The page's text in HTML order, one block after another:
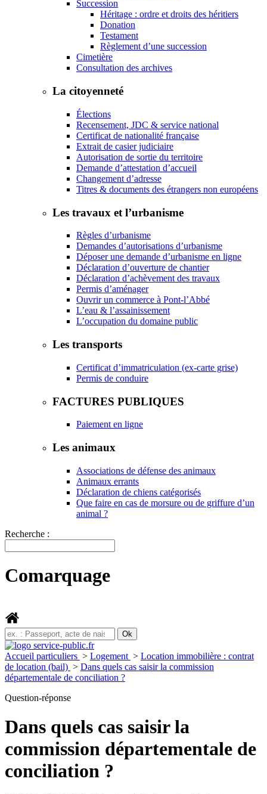
Succession
Héritage : ordre et droits des héritiers
Donation
Testament
Règlement d’une succession
Cimetière
Consultation des archives
La citoyenneté
Élections
Recensement, JDC & service national
Certificat de nationalité française
Extrait de casier judiciaire
Autorisation de sortie du territoire
Demande d’attestation d’accueil
Changement d’adresse
Titres & documents des étrangers non européens
Les travaux et l’urbanisme
Règles d’urbanisme
Demandes d’autorisations d’urbanisme
Déposer une demande d’urbanisme en ligne
Déclaration d’ouverture de chantier
Déclaration d’achèvement des travaux
Permis d’aménager
Ouvrir un commerce à Pont-l’Abbé
L’eau & l’assainissement
L’occupation du domaine public
Les transports
Certificat d’immatriculation (ex-carte grise)
Permis de conduire
FACTURES PUBLIQUES
Paiement en ligne
Les animaux
Associations de défense des animaux
Animaux errants
Déclaration de chiens catégorisés
Que faire en cas de morsure ou de griffure d’un
animal ?
Recherche :
Comarquage
Accueil particuliers > Logement > Location immobilière : contrat
de location (bail) > Dans quels cas saisir la commission
départementale de conciliation ?
Question-réponse
Dans quels cas saisir la
commission départementale de
conciliation ?